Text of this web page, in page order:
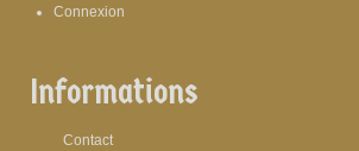
Connexion
Informations
Contact